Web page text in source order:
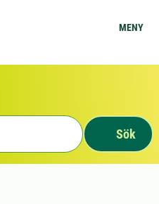
MENY
Sök